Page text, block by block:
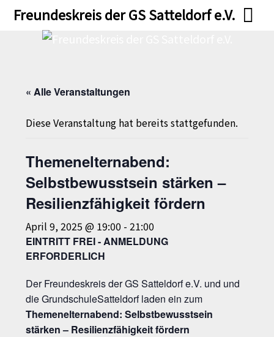
Skip
SkipFreundeskreis der GS Satteldorf e.V.
« Alle Veranstaltungen
Diese Veranstaltung hat bereits stattgefunden.
Themenelternabend:
Selbstbewusstsein stärken –
Resilienzfähigkeit fördern
April 9, 2025 @ 19:00 -21:00
EINTRITT FREI - ANMELDUNG
ERFORDERLICH
Der Freundeskreis der GS Satteldorf e.V. und und
die GrundschuleSatteldorf laden ein zum
Themenelternabend: Selbstbewusstsein
stärken – Resilienzfähigkeit fördern